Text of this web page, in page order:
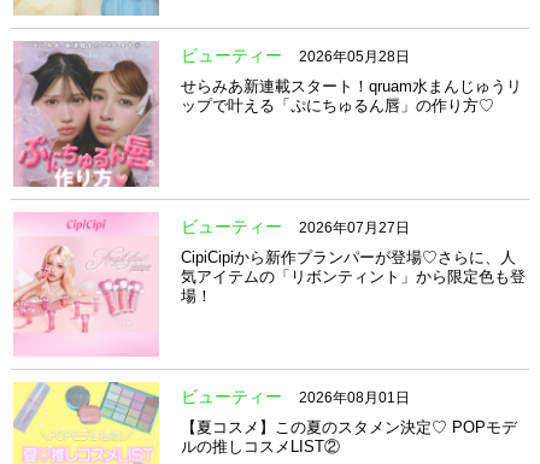
ビューティー 2026年05月28日
せらみあ新連載スタート！qruam水まんじゅうリ
ップで叶える「ぷにちゅるん唇」の作り方♡
ビューティー 2026年07月27日
CipiCipiから新作プランパーが登場♡さらに、人
気アイテムの「リボンティント」から限定色も登
場！
ビューティー 2026年08月01日
【夏コスメ】この夏のスタメン決定♡ POPモデ
ルの推しコスメLIST②